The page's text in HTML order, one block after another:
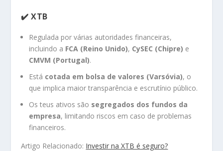
✔️ XTB
Regulada por várias autoridades financeiras,
incluindo a FCA (Reino Unido), CySEC (Chipre) e
CMVM (Portugal).
Está cotada em bolsa de valores (Varsóvia), o
que implica maior transparência e escrutínio público.
Os teus ativos são segregados dos fundos da
empresa, limitando riscos em caso de problemas
financeiros.
Artigo Relacionado: Investir na XTB é seguro?